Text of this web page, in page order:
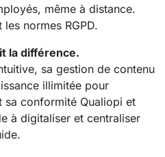
même à distance.
normes RGPD.
la différence.
sa gestion de contenu
illimitée pour
sa conformité Qualiopi et
à digitaliser et centraliser